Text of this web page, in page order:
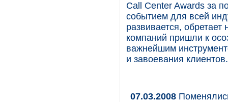
Call Center Awards за
событием для всей
развивается,
компаний пришли к
важнейшим
и завоевания клиентов.
07.03.2008